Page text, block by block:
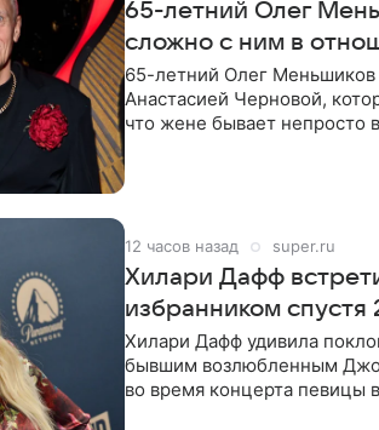
65-летний Олег
сложно с ним в
65-летний Олег Меньшиков
Анастасией Черновой,
что жене бывает непросто
12 часов назад super.ru
Хилари Дафф
избранником спустя
Хилари Дафф удивила
бывшим возлюбленным
во время концерта певицы